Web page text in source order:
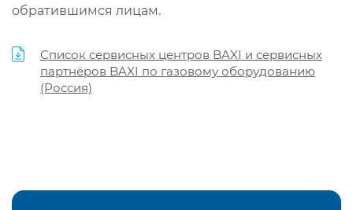
обратившимся лицам.
Список сервисных центров BAXI и сервисных
партнёров BAXI по газовому оборудованию
(Россия)